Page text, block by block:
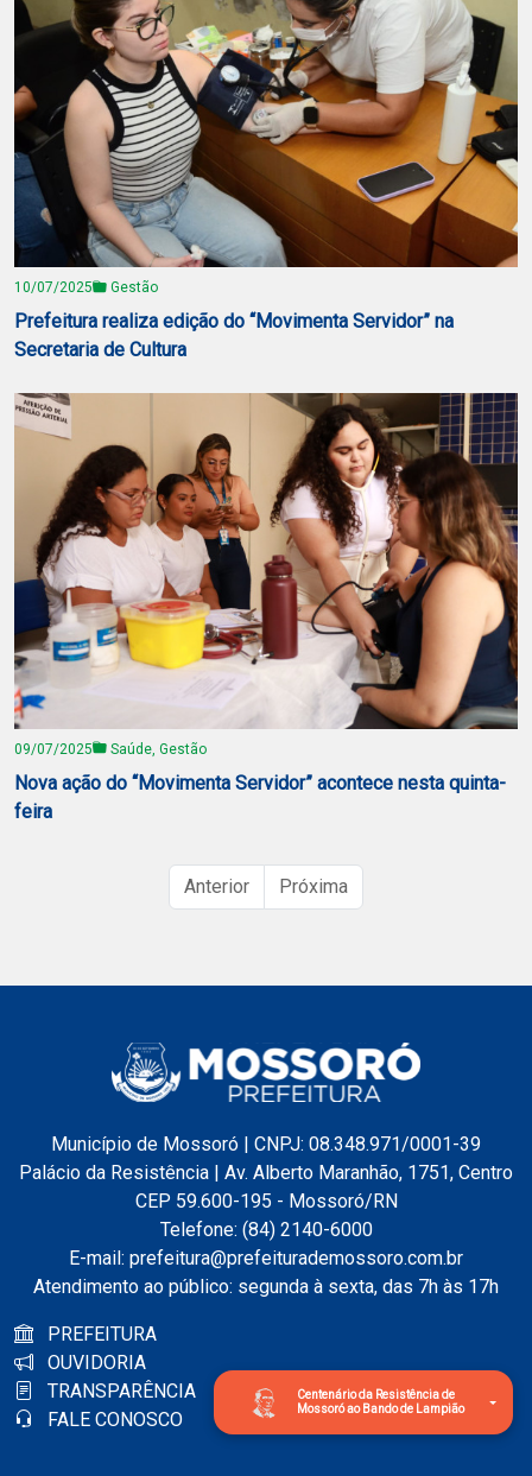
Centenário da Resistência de
Mossoró ao Bando de Lampião
10/07/2025 Gestão
Prefeitura realiza edição do “Movimenta Servidor” na
Secretaria de Cultura
09/07/2025 Saúde, Gestão
Nova ação do “Movimenta Servidor” acontece nesta quinta-
feira
Anterior Próxima
Município de Mossoró | CNPJ: 08.348.971/0001-39
Palácio da Resistência | Av. Alberto Maranhão, 1751, Centro
CEP 59.600-195 - Mossoró/RN
Telefone: (84) 2140-6000
E-mail: prefeitura@prefeiturademossoro.com.br
Atendimento ao público: segunda à sexta, das 7h às 17h
PREFEITURA
OUVIDORIA
TRANSPARÊNCIA
FALE CONOSCO